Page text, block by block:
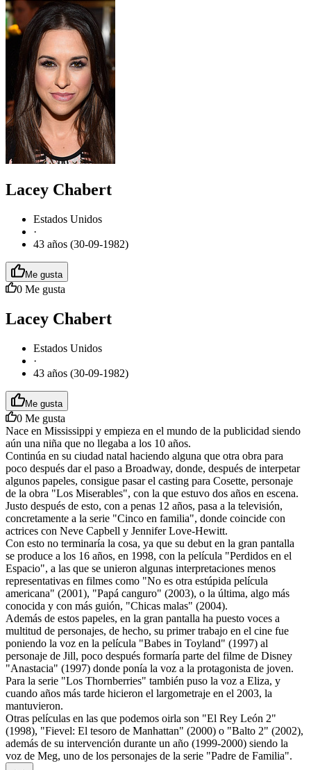
Lacey Chabert
Estados Unidos
·
43 años (30-09-1982)
Me gusta
0 Me gusta
Lacey Chabert
Estados Unidos
·
43 años (30-09-1982)
Me gusta
0 Me gusta
Nace en Mississippi y empieza en el mundo de la publicidad siendo
aún una niña que no llegaba a los 10 años.
Continúa en su ciudad natal haciendo alguna que otra obra para
poco después dar el paso a Broadway, donde, después de interpetar
algunos papeles, consigue pasar el casting para Cosette, personaje
de la obra "Los Miserables", con la que estuvo dos años en escena.
Justo después de esto, con a penas 12 años, pasa a la televisión,
concretamente a la serie "Cinco en familia", donde coincide con
actrices con Neve Capbell y Jennifer Love-Hewitt.
Con esto no terminaría la cosa, ya que su debut en la gran pantalla
se produce a los 16 años, en 1998, con la película "Perdidos en el
Espacio", a las que se unieron algunas interpretaciones menos
representativas en filmes como "No es otra estúpida película
americana" (2001), "Papá canguro" (2003), o la última, algo más
conocida y con más guión, "Chicas malas" (2004).
Además de estos papeles, en la gran pantalla ha puesto voces a
multitud de personajes, de hecho, su primer trabajo en el cine fue
poniendo la voz en la película "Babes in Toyland" (1997) al
personaje de Jill, poco después formaría parte del filme de Disney
"Anastacia" (1997) donde ponía la voz a la protagonista de joven.
Para la serie "Los Thornberries" también puso la voz a Eliza, y
cuando años más tarde hicieron el largometraje en el 2003, la
mantuvieron.
Otras películas en las que podemos oirla son "El Rey León 2"
(1998), "Fievel: El tesoro de Manhattan" (2000) o "Balto 2" (2002),
además de su intervención durante un año (1999-2000) siendo la
voz de Meg, uno de los personajes de la serie "Padre de Familia".